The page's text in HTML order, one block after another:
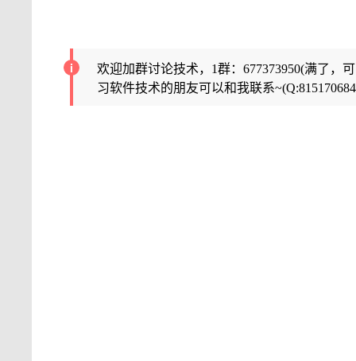
欢迎加群讨论技术，1群：677373950(满了，
习软件技术的朋友可以和我联系